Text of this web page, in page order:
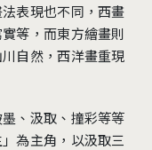
表現也不同，西畫
等，而東方繪畫則
自然，西洋畫重現
、汲取、撞彩等等
為主角，以汲取三